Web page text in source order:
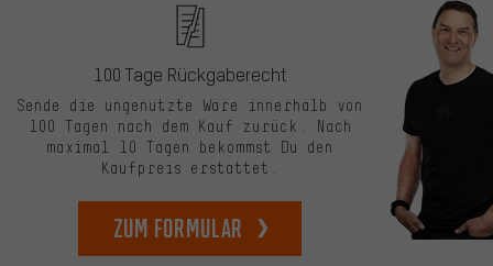
100 Tage Rückgaberecht
Sende die ungenutzte Ware innerhalb von
100 Tagen nach dem Kauf zurück. Nach
maximal 10 Tagen bekommst Du den
Kaufpreis erstattet.
zum Formular